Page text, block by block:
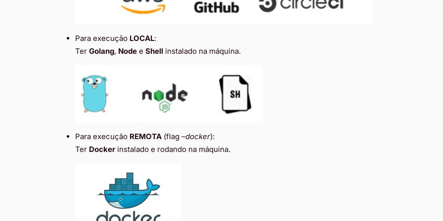
Para execução LOCAL:
Ter Golang, Node e Shell instalado na máquina.
Para execução REMOTA (flag –docker):
Ter Docker instalado e rodando na máquina.